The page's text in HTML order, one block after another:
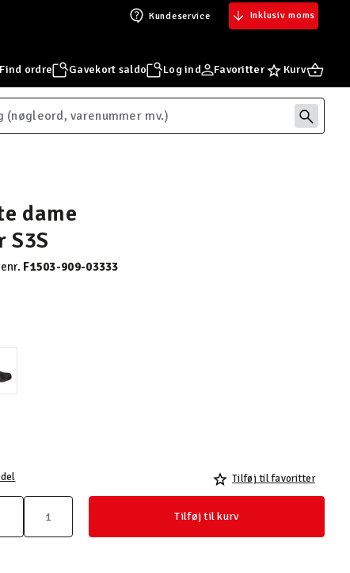
Kundeservice Inklusiv moms
Find ordre Gavekort saldo Log ind Favoritter Kurv
dame
F1503-909-03333
Tilføj til favoritter
Tilføj til kurv